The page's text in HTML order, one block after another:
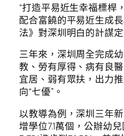
“打造平易近生幸福標桿
配合富饒的平易近生成
法》對深圳明白的計謀
三年來，深圳周全完成
教、勞有厚得、病有良
宜居、弱有眾扶，出力
向“七優”。
以教導為例，深圳三年
增學位7.1萬個，公辦幼